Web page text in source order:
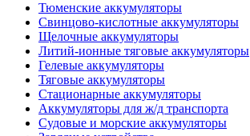
Тюменские аккумуляторы
Свинцово-кислотные аккумуляторы
Щелочные аккумуляторы
Литий-ионные тяговые аккумуляторы
Гелевые аккумуляторы
Тяговые аккумуляторы
Стационарные аккумуляторы
Аккумуляторы для ж/д транспорта
Судовые и морские аккумуляторы